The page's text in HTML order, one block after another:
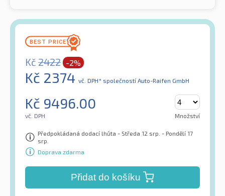
Kč 2422 -2%
Kč 2374 vč. DPH* společností Auto-Raifen GmbH
Kč 9496.00
vč. DPH Množství
Předpokládaná dodací lhůta - Středa 12 srp. - Pondělí 17
srp.
Doprava zdarma
Přidat do košíku